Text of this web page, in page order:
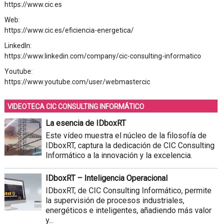
https://www.cic.es
Web:
https://www.cic.es/eficiencia-energetica/
LinkedIn:
https://www.linkedin.com/company/cic-consulting-informatico
Youtube:
https://www.youtube.com/user/webmastercic
VIDEOTECA CIC CONSULTING INFORMÁTICO
La esencia de IDboxRT
Este vídeo muestra el núcleo de la filosofía de
IDboxRT, captura la dedicación de CIC Consulting
Informático a la innovación y la excelencia.
IDboxRT – Inteligencia Operacional
IDboxRT, de CIC Consulting Informático, permite
la supervisión de procesos industriales,
energéticos e inteligentes, añadiendo más valor
y...